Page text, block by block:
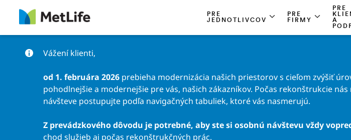
Preskočiť na obsah
PRE
JEDNOTLIVCOV
PRE
FIRMY
PRE
A
Vážení klienti,
od 1. februára 2026 prebieha modernizácia našich priestorov s cieľom zvýšiť
pohodlnejšie a modernejšie pre vás, našich zákazníkov. Počas rekonštrukcie
návšteve postupujte podľa navigačných tabuliek, ktoré vás nasmerujú.
Z prevádzkového dôvodu je potrebné, aby ste si osobnú návštevu vždy
chod služieb aj počas rekonštrukčných prác.